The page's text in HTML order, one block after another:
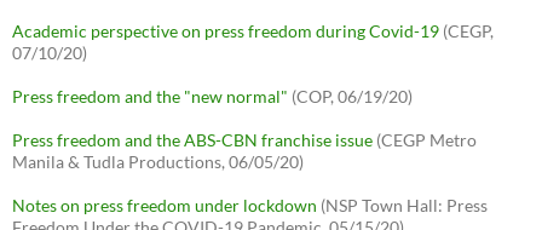
Academic perspective on press freedom during Covid-19 (CEGP,
07/10/20)
Press freedom and the "new normal" (COP, 06/19/20)
Press freedom and the ABS-CBN franchise issue (CEGP Metro
Manila & Tudla Productions, 06/05/20)
Notes on press freedom under lockdown (NSP Town Hall: Press